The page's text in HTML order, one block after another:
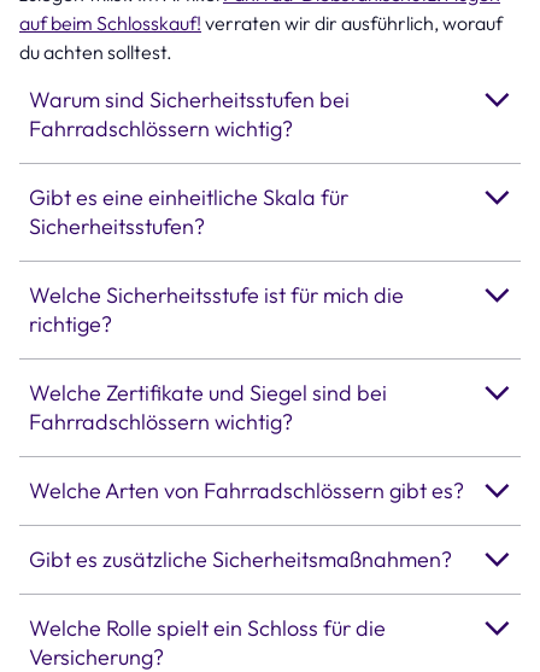
auf beim Schlosskauf! verraten wir dir ausführlich, worauf
du achten solltest.
Warum sind Sicherheitsstufen bei
Fahrradschlössern wichtig?
Gibt es eine einheitliche Skala für
Sicherheitsstufen?
Welche Sicherheitsstufe ist für mich die
richtige?
Welche Zertifikate und Siegel sind bei
Fahrradschlössern wichtig?
Welche Arten von Fahrradschlössern gibt es?
Gibt es zusätzliche Sicherheitsmaßnahmen?
Welche Rolle spielt ein Schloss für die
Versicherung?